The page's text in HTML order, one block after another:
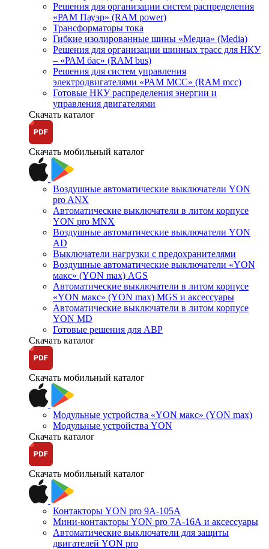
Решения для организации систем распределения
«РАМ Пауэр» (RAM power)
Трансформаторы тока
Гибкие изолированные шины «Медиа» (Media)
Решения для организации шинных трасс для НКУ
– «РАМ бас» (RAM bus)
Решения для систем управления
электродвигателями «РАМ МСС» (RAM mcc)
Готовые НКУ распределения энергии и
управления двигателями
Скачать каталог
Скачать мобильный каталог
Воздушные автоматические выключатели YON
pro ANX
Автоматические выключатели в литом корпусе
YON pro MNX
Воздушные автоматические выключатели YON
AD
Выключатели нагрузки с предохранителями
Воздушные автоматические выключатели «YON
макс» (YON max) AGS
Автоматические выключатели в литом корпусе
«YON макс» (YON max) MGS и аксессуары
Автоматические выключатели в литом корпусе
YON MD
Готовые решения для АВР
Скачать каталог
Скачать мобильный каталог
Модульные устройства «YON макс» (YON max)
Модульные устройства YON
Скачать каталог
Скачать мобильный каталог
Контакторы YON pro 9А-105А
Мини-контакторы YON pro 7А-16А и аксессуары
Автоматические выключатели для защиты
двигателей YON pro